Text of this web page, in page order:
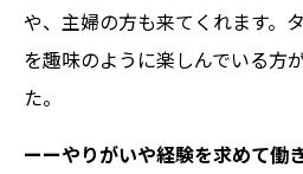
や、主婦の方も来てくれます。
を趣味のように楽しんでいる方
た。
ーーやりがいや経験を求めて働